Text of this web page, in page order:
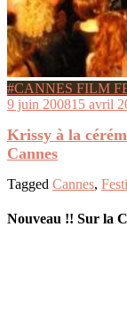
#CANNES FILM
9 juin 200815 avril
Krissy à la
Cannes
Tagged Cannes,
Nouveau !! Sur la